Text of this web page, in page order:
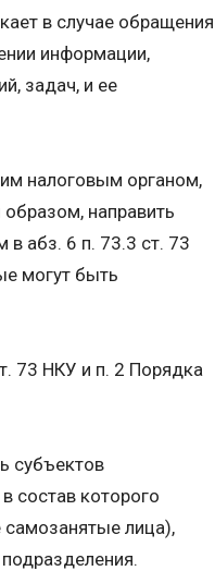
в случае обращения
информации,
задач, и ее
налоговым органом,
направить
абз. 6 п. 73.3 ст. 73
могут быть
73 НКУ и п. 2 Порядка
субъектов
состав которого
лица),